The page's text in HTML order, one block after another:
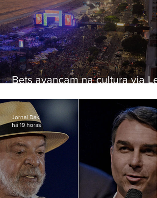
Bets avançam na cultura via Lei
artistas
Jornal Daki
há 19 horas